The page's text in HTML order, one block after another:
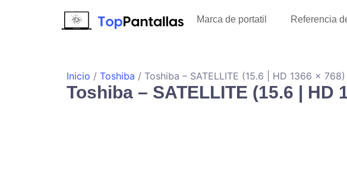
Marca de portatil Referencia
Inicio / Toshiba / Toshiba – SATELLITE (15.6 | HD 1366 x 768)
Toshiba – SATELLITE (15.6 | HD